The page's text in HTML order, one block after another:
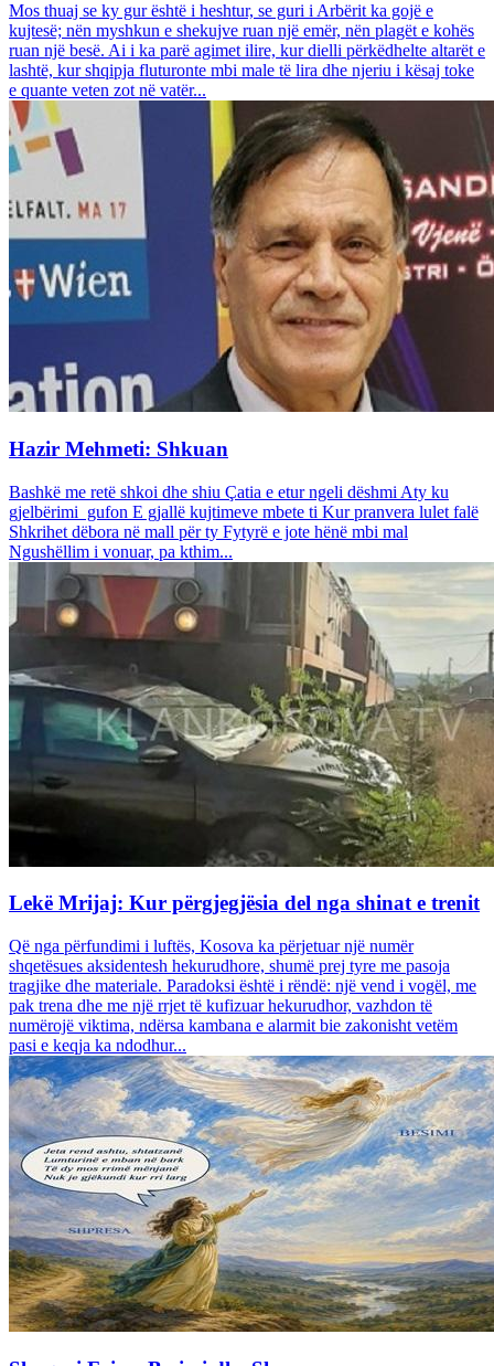
Mos thuaj se ky gur është i heshtur, se guri i Arbërit ka gojë e
kujtesë; nën myshkun e shekujve ruan një emër, nën plagët e kohës
ruan një besë. Ai i ka parë agimet ilire, kur dielli përkëdhelte altarët e
lashtë, kur shqipja fluturonte mbi male të lira dhe njeriu i kësaj toke
e quante veten zot në vatër...
Hazir Mehmeti: Shkuan
Bashkë me retë shkoi dhe shiu Çatia e etur ngeli dëshmi Aty ku
gjelbërimi gufon E gjallë kujtimeve mbete ti Kur pranvera lulet falë
Shkrihet dëbora në mall për ty Fytyrë e jote hënë mbi mal
Ngushëllim i vonuar, pa kthim...
Lekë Mrijaj: Kur përgjegjësia del nga shinat e trenit
Që nga përfundimi i luftës, Kosova ka përjetuar një numër
shqetësues aksidentesh hekurudhore, shumë prej tyre me pasoja
tragjike dhe materiale. Paradoksi është i rëndë: një vend i vogël, me
pak trena dhe me një rrjet të kufizuar hekurudhor, vazhdon të
numërojë viktima, ndërsa kambana e alarmit bie zakonisht vetëm
pasi e keqja ka ndodhur...